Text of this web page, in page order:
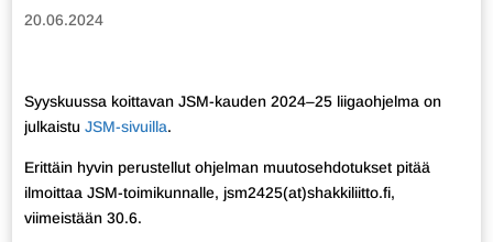
20.06.2024
Syyskuussa koittavan JSM-kauden 2024–25 liigaohjelma on
julkaistu JSM-sivuilla.
Erittäin hyvin perustellut ohjelman muutosehdotukset pitää
ilmoittaa JSM-toimikunnalle, jsm2425(at)shakkiliitto.fi,
viimeistään 30.6.